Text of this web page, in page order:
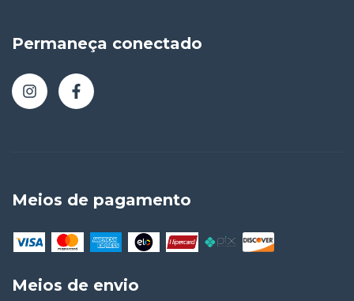
Permaneça conectado
Meios de pagamento
Meios de envio